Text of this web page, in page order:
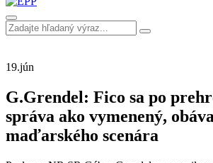
19.jún
G.Grendel: Fico sa po
správa ako vymenený,
maďarského scenára